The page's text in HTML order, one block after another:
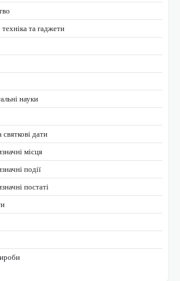
техніка та гаджети
науки
дати
місця
події
постаті